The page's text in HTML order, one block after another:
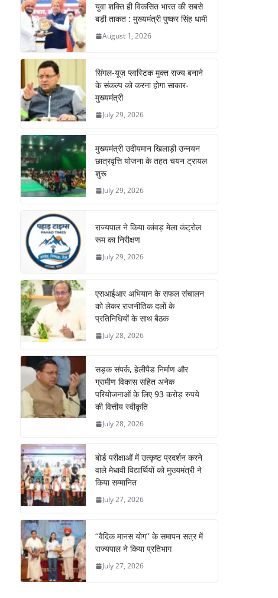
युवा शक्ति ही विकसित भारत की सबसे
बड़ी ताकत : मुख्यमंत्री पुष्कर सिंह धामी
August 1, 2026
सिंगल-यूज़ प्लास्टिक मुक्त राज्य बनाने
के संकल्प को करना होगा साकार-
मुख्यमंत्री
July 29, 2026
मुख्यमंत्री उदीयमान खिलाड़ी उन्नयन
छात्रवृत्ति योजना के तहत चयन ट्रायल
शुरू
July 29, 2026
राज्यपाल ने किया कांवड़ मेला कंट्रोल
रूम का निरीक्षण
July 29, 2026
एसआईआर अभियान के सफल संचालन
को लेकर राजनीतिक दलों के
प्रतिनिधियों के साथ बैठक
July 28, 2026
सड़क संपर्क, हेलीपैड निर्माण और
ग्रामीण विकास सहित अनेक
परियोजनाओं के लिए 93 करोड़ रुपये
की वित्तीय स्वीकृति
July 28, 2026
बोर्ड परीक्षाओं में उत्कृष्ट प्रदर्शन करने
वाले मेधावी विद्यार्थियों को मुख्यमंत्री ने
किया सम्मानित
July 27, 2026
‘‘वैदिक मानस योग’’ के समापन सत्र में
राज्यपाल ने किया प्रतिभाग
July 27, 2026